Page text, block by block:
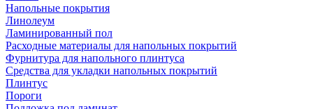
Напольные покрытия
Линолеум
Ламинированный пол
Расходные материалы для напольных покрытий
Фурнитура для напольного плинтуса
Средства для укладки напольных покрытий
Плинтус
Пороги